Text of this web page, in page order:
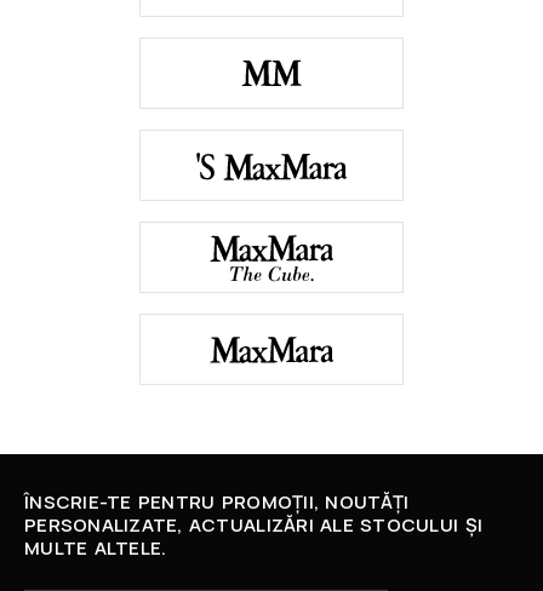
ÎNSCRIE-TE PENTRU PROMOȚII, NOUTĂȚI
PERSONALIZATE, ACTUALIZĂRI ALE STOCULUI ȘI
MULTE ALTELE.